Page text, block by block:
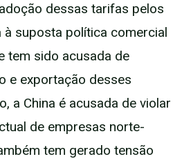
dessas tarifas pelos
à suposta política comercial
tem sido acusada de
e exportação desses
a China é acusada de violar
de empresas norte-
tem gerado tensão